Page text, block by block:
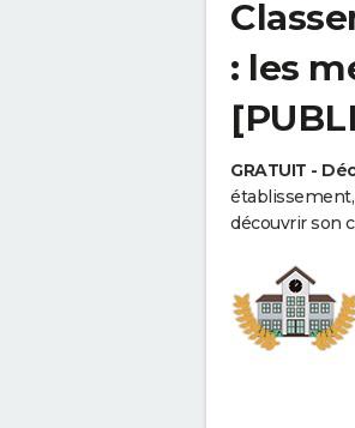
: les
GRATUIT -
découvrir son